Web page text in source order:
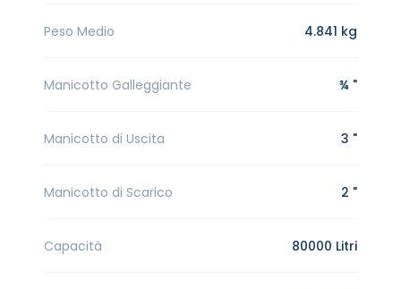
Peso Medio 4.841 kg
Manicotto Galleggiante ¾ "
Manicotto di Uscita 3 "
Manicotto di Scarico 2 "
Capacità 80000 Litri